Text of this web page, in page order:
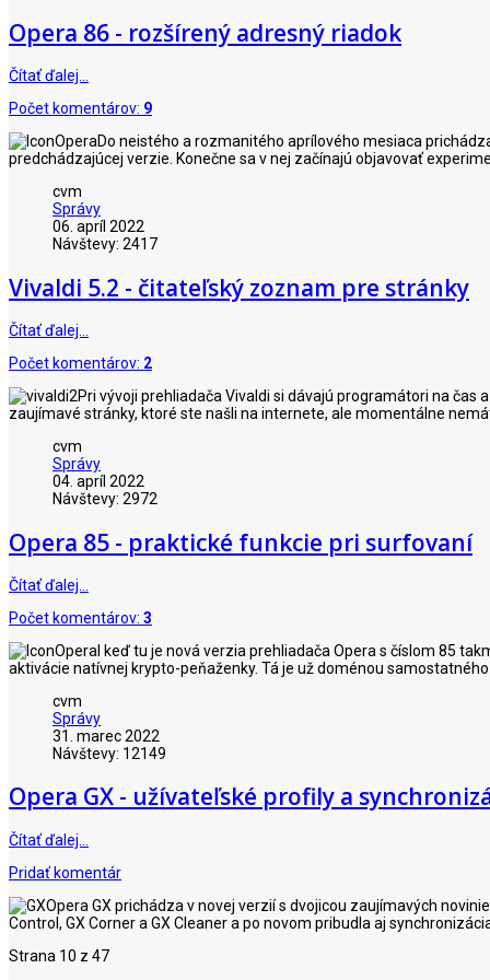
Opera 86 - rozšírený adresný riadok
Čítať ďalej…
Počet komentárov: 9
Do neistého a rozmanitého aprílového mesiaca
predchádzajúcej verzie. Konečne sa v nej začínajú objavovať
cvm
Správy
06. apríl 2022
Návštevy: 2417
Vivaldi 5.2 - čitateľský zoznam pre stránky
Čítať ďalej…
Počet komentárov: 2
Pri vývoji prehliadača Vivaldi si dávajú programátori na
zaujímavé stránky, ktoré ste našli na internete, ale momentálne
cvm
Správy
04. apríl 2022
Návštevy: 2972
Opera 85 - praktické funkcie pri surfovaní
Čítať ďalej…
Počet komentárov: 3
I keď tu je nová verzia prehliadača Opera s číslom 85
aktivácie natívnej krypto-peňaženky. Tá je už doménou
cvm
Správy
31. marec 2022
Návštevy: 12149
Opera GX - užívateľské profily a
Čítať ďalej…
Pridať komentár
Opera GX prichádza v novej verzií s dvojicou zaujímavých
Control, GX Corner a GX Cleaner a po novom pribudla aj
Strana 10 z 47